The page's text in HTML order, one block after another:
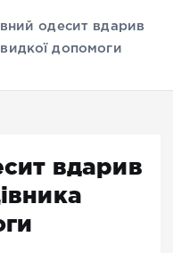
одесит вдарив
допомоги
вдарив